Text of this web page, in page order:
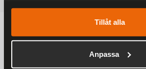
Tillåt alla
Anpassa